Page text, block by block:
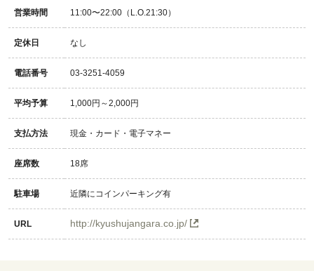
営業時間 11:00〜22:00（L.O.21:30）
定休日 なし
電話番号 03-3251-4059
平均予算 1,000円～2,000円
支払方法 現金・カード・電子マネー
座席数 18席
駐車場 近隣にコインパーキング有
URL http://kyushujangara.co.jp/